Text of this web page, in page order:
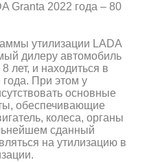
Granta 2022 года – 80
утилизации LADA
дилеру автомобиль
лет, и находиться в
При этом у
основные
обеспечивающие
колеса, органы
сданный
на утилизацию в